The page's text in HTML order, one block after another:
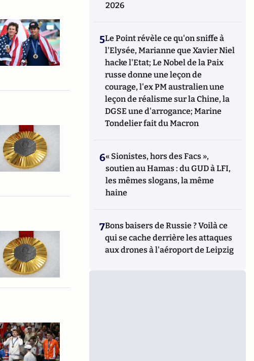
2026
5Le Point révèle ce qu'on sniffe à
l'Elysée, Marianne que Xavier Niel
hacke l'Etat; Le Nobel de la Paix
russe donne une leçon de
courage, l'ex PM australien une
leçon de réalisme sur la Chine, la
DGSE une d'arrogance; Marine
Tondelier fait du Macron
6« Sionistes, hors des Facs »,
soutien au Hamas : du GUD à LFI,
les mêmes slogans, la même
haine
7Bons baisers de Russie ? Voilà ce
qui se cache derrière les attaques
aux drones à l'aéroport de Leipzig